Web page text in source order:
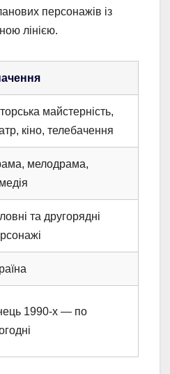
персонажів із
лінією.
майстерність,
кіно, телебачення
мелодрама,
та другорядні
1990-х — по